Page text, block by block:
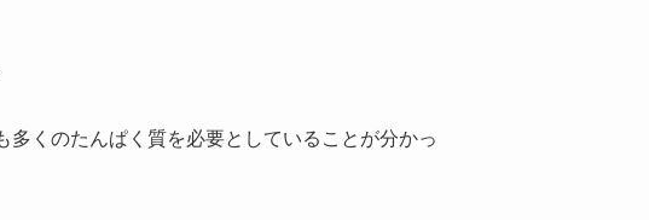
くのたんぱく質を必要としていることが分かっ